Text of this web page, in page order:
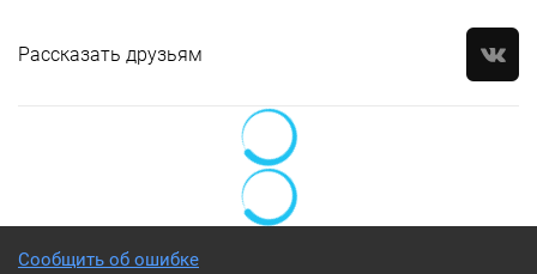
Рассказать друзьям
Сообщить об ошибке